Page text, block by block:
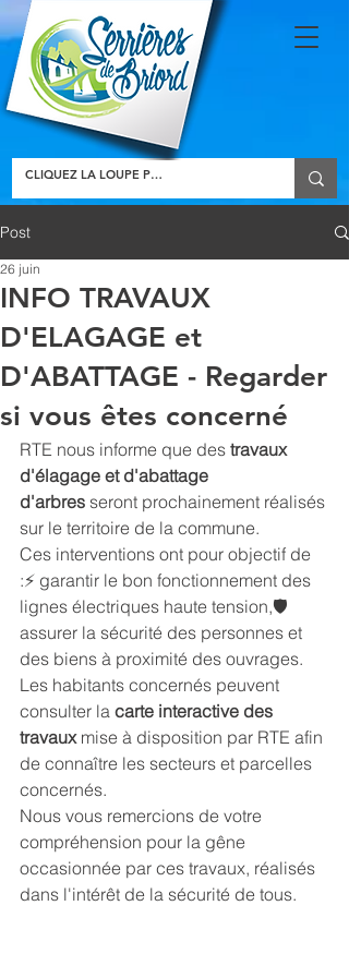
Post
INFO TRAVAUX
D'ELAGAGE et
D'ABATTAGE - Regarder
si vous êtes concerné
26 juin
RTE nous informe que des travaux
d'élagage et d'abattage
d'arbres seront prochainement réalisés
sur le territoire de la commune.
Ces interventions ont pour objectif de
:⚡ garantir le bon fonctionnement des
lignes électriques haute tension,🛡️
assurer la sécurité des personnes et
des biens à proximité des ouvrages.
Les habitants concernés peuvent
consulter la carte interactive des
travaux mise à disposition par RTE afin
de connaître les secteurs et parcelles
concernés.
Nous vous remercions de votre
compréhension pour la gêne
occasionnée par ces travaux, réalisés
dans l'intérêt de la sécurité de tous.